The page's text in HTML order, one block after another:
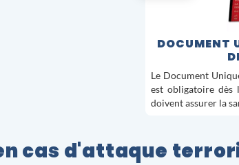
DOCUMENT
Le Document
est obligatoire dès
doivent assurer la
cas d'attaque